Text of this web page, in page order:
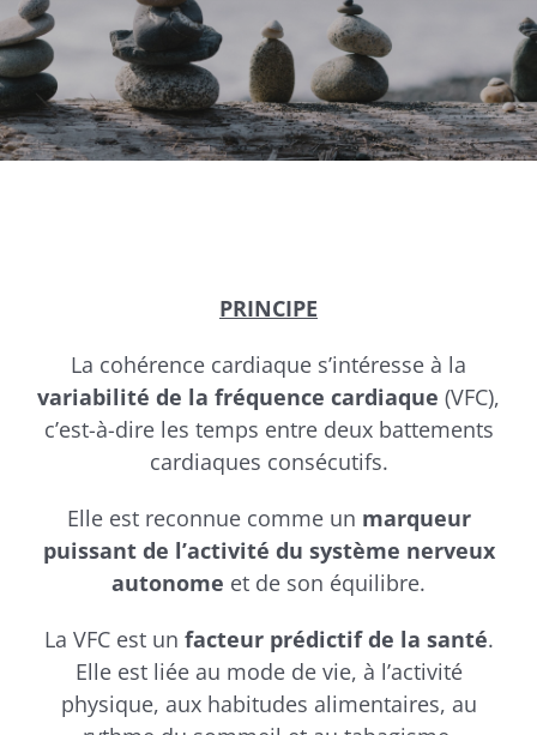
PRINCIPE
La cohérence cardiaque s’intéresse à la
variabilité de la fréquence cardiaque (VFC),
c’est-à-dire les temps entre deux battements
cardiaques consécutifs.
Elle est reconnue comme un marqueur
puissant de l’activité du système nerveux
autonome et de son équilibre.
La VFC est un facteur prédictif de la santé.
Elle est liée au mode de vie, à l’activité
physique, aux habitudes alimentaires, au